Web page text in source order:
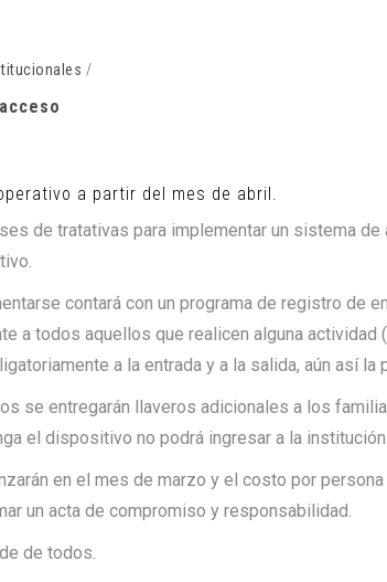
/
a partir del mes de abril.
de tratativas para implementar un sistema
contará con un programa de registro de
a todos aquellos que realicen alguna
a la entrada y a la salida, aún así la
se entregarán llaveros adicionales a los
el dispositivo no podrá ingresar a la
en el mes de marzo y el costo por
un acta de compromiso y responsabilidad.
de todos.